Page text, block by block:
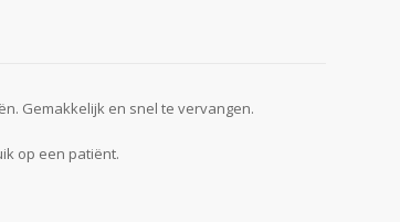
Gemakkelijk en snel te vervangen.
op een patiënt.